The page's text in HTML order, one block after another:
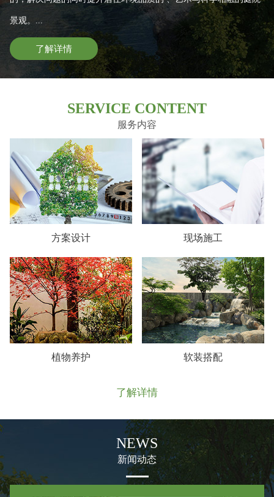
景观。...
了解详情
SERVICE CONTENT
服务内容
方案设计 现场施工
植物养护 软装搭配
了解详情
NEWS
新闻动态